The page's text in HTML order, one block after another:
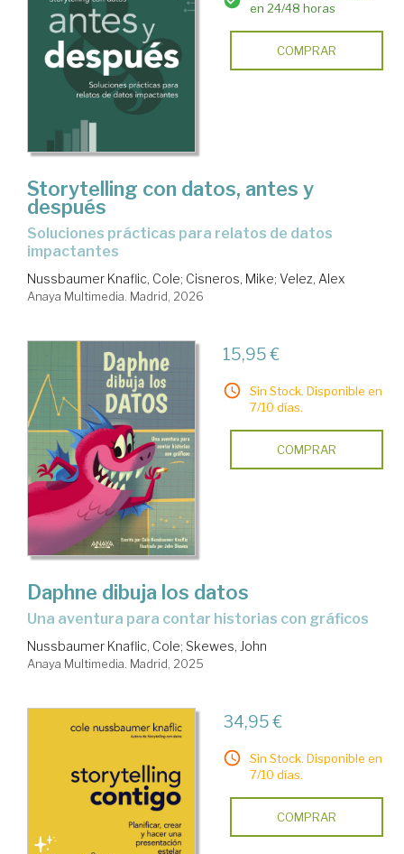
en 24/48 horas
COMPRAR
Storytelling con datos, antes y
después
Soluciones prácticas para relatos de datos
impactantes
Nussbaumer Knaflic, Cole; Cisneros, Mike; Velez, Alex
Anaya Multimedia. Madrid, 2026
15,95 €
Sin Stock. Disponible en
7/10 días.
COMPRAR
Daphne dibuja los datos
Una aventura para contar historias con gráficos
Nussbaumer Knaflic, Cole; Skewes, John
Anaya Multimedia. Madrid, 2025
34,95 €
Sin Stock. Disponible en
7/10 días.
COMPRAR